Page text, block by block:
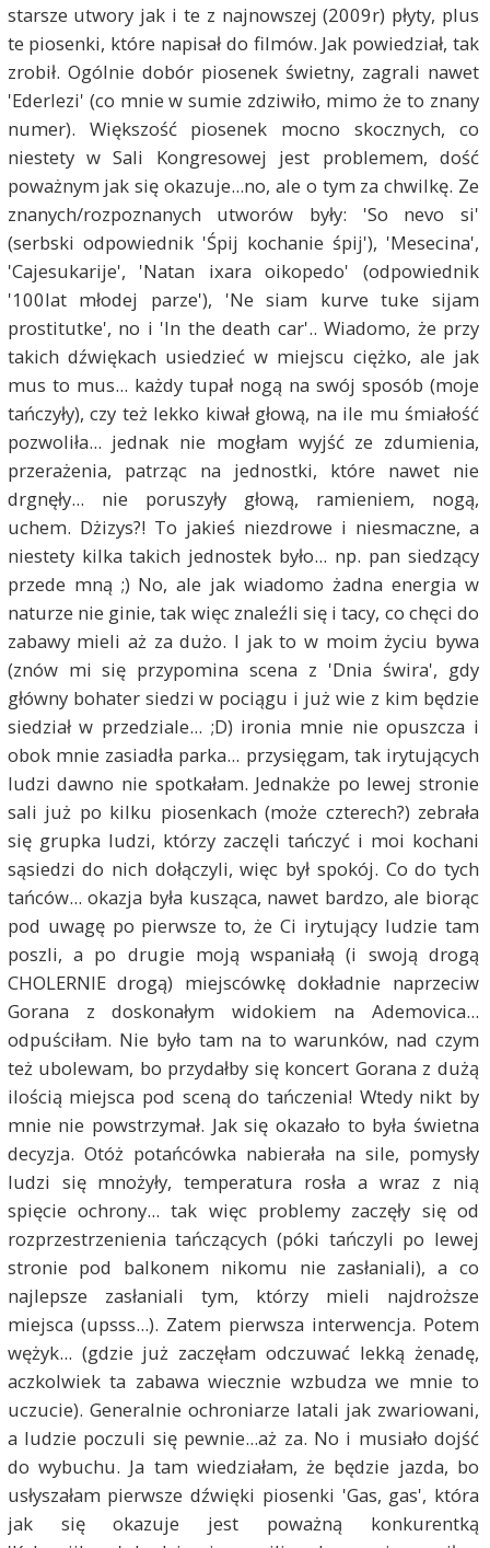
starsze utwory jak i te z najnowszej (2009r) płyty, plus
te piosenki, które napisał do filmów. Jak powiedział, tak
zrobił. Ogólnie dobór piosenek świetny, zagrali nawet
'Ederlezi' (co mnie w sumie zdziwiło, mimo że to znany
numer). Większość piosenek mocno skocznych, co
niestety w Sali Kongresowej jest problemem, dość
poważnym jak się okazuje...no, ale o tym za chwilkę. Ze
znanych/rozpoznanych utworów były: 'So nevo si'
(serbski odpowiednik 'Śpij kochanie śpij'), 'Mesecina',
'Cajesukarije', 'Natan ixara oikopedo' (odpowiednik
'100lat młodej parze'), 'Ne siam kurve tuke sijam
prostitutke', no i 'In the death car'.. Wiadomo, że przy
takich dźwiękach usiedzieć w miejscu ciężko, ale jak
mus to mus... każdy tupał nogą na swój sposób (moje
tańczyły), czy też lekko kiwał głową, na ile mu śmiałość
pozwoliła... jednak nie mogłam wyjść ze zdumienia,
przerażenia, patrząc na jednostki, które nawet nie
drgnęły... nie poruszyły głową, ramieniem, nogą,
uchem. Dżizys?! To jakieś niezdrowe i niesmaczne, a
niestety kilka takich jednostek było... np. pan siedzący
przede mną ;) No, ale jak wiadomo żadna energia w
naturze nie ginie, tak więc znaleźli się i tacy, co chęci do
zabawy mieli aż za dużo. I jak to w moim życiu bywa
(znów mi się przypomina scena z 'Dnia świra', gdy
główny bohater siedzi w pociągu i już wie z kim będzie
siedział w przedziale... ;D) ironia mnie nie opuszcza i
obok mnie zasiadła parka... przysięgam, tak irytujących
ludzi dawno nie spotkałam. Jednakże po lewej stronie
sali już po kilku piosenkach (może czterech?) zebrała
się grupka ludzi, którzy zaczęli tańczyć i moi kochani
sąsiedzi do nich dołączyli, więc był spokój. Co do tych
tańców... okazja była kusząca, nawet bardzo, ale biorąc
pod uwagę po pierwsze to, że Ci irytujący ludzie tam
poszli, a po drugie moją wspaniałą (i swoją drogą
CHOLERNIE drogą) miejscówkę dokładnie naprzeciw
Gorana z doskonałym widokiem na Ademovica...
odpuściłam. Nie było tam na to warunków, nad czym
też ubolewam, bo przydałby się koncert Gorana z dużą
ilością miejsca pod sceną do tańczenia! Wtedy nikt by
mnie nie powstrzymał. Jak się okazało to była świetna
decyzja. Otóż potańcówka nabierała na sile, pomysły
ludzi się mnożyły, temperatura rosła a wraz z nią
spięcie ochrony... tak więc problemy zaczęły się od
rozprzestrzenienia tańczących (póki tańczyli po lewej
stronie pod balkonem nikomu nie zasłaniali), a co
najlepsze zasłaniali tym, którzy mieli najdroższe
miejsca (upsss...). Zatem pierwsza interwencja. Potem
wężyk... (gdzie już zaczęłam odczuwać lekką żenadę,
aczkolwiek ta zabawa wiecznie wzbudza we mnie to
uczucie). Generalnie ochroniarze latali jak zwariowani,
a ludzie poczuli się pewnie...aż za. No i musiało dojść
do wybuchu. Ja tam wiedziałam, że będzie jazda, bo
usłyszałam pierwsze dźwięki piosenki 'Gas, gas', która
jak się okazuje jest poważną konkurentką